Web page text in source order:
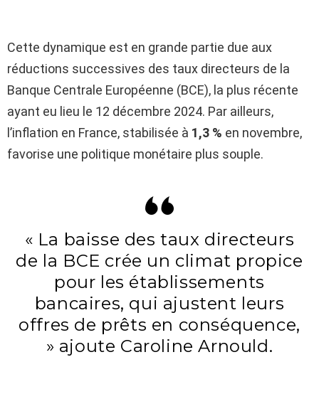
Cette dynamique est en grande partie due aux
réductions successives des taux directeurs de la
Banque Centrale Européenne (BCE), la plus récente
ayant eu lieu le 12 décembre 2024. Par ailleurs,
l’inflation en France, stabilisée à 1,3 % en novembre,
favorise une politique monétaire plus souple.
« La baisse des taux directeurs
de la BCE crée un climat propice
pour les établissements
bancaires, qui ajustent leurs
offres de prêts en conséquence,
» ajoute Caroline Arnould.